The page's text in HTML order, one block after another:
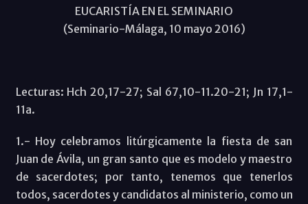
EUCARISTÍA EN EL SEMINARIO
(Seminario-Málaga, 10 mayo 2016)
Lecturas: Hch 20,17-27; Sal 67,10-11.20-21; Jn 17,1-
11a.
1.- Hoy celebramos litúrgicamente la fiesta de san
Juan de Ávila, un gran santo que es modelo y maestro
de sacerdotes; por tanto, tenemos que tenerlos
todos, sacerdotes y candidatos al ministerio, como un